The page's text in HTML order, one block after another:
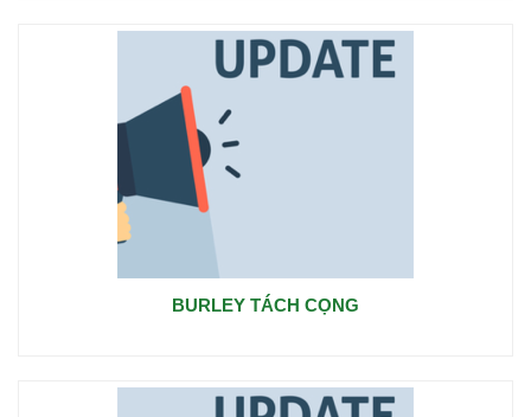
BURLEY TÁCH CỌNG